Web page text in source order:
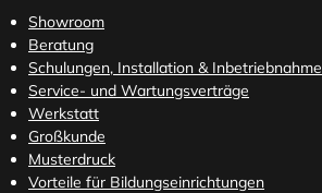
Showroom
Beratung
Schulungen, Installation & Inbetriebnahme
Service- und Wartungsverträge
Werkstatt
Großkunde
Musterdruck
Vorteile für Bildungseinrichtungen